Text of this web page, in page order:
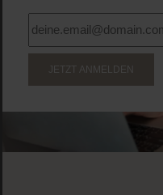
JETZT ANMELDEN